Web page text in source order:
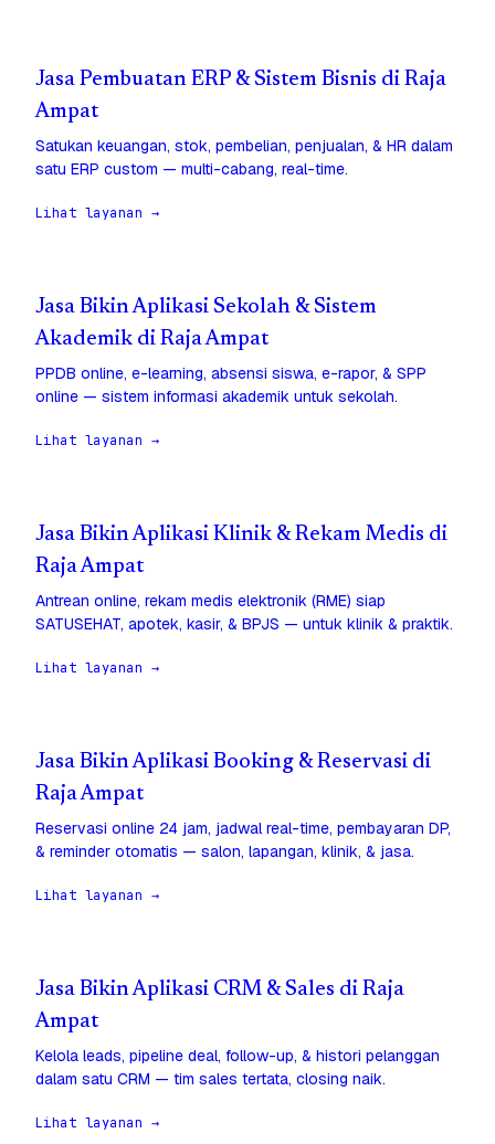
Jasa Pembuatan ERP & Sistem Bisnis di Raja
Ampat
Satukan keuangan, stok, pembelian, penjualan, & HR dalam
satu ERP custom — multi-cabang, real-time.
Lihat layanan →
Jasa Bikin Aplikasi Sekolah & Sistem
Akademik di Raja Ampat
PPDB online, e-learning, absensi siswa, e-rapor, & SPP
online — sistem informasi akademik untuk sekolah.
Lihat layanan →
Jasa Bikin Aplikasi Klinik & Rekam Medis di
Raja Ampat
Antrean online, rekam medis elektronik (RME) siap
SATUSEHAT, apotek, kasir, & BPJS — untuk klinik & praktik.
Lihat layanan →
Jasa Bikin Aplikasi Booking & Reservasi di
Raja Ampat
Reservasi online 24 jam, jadwal real-time, pembayaran DP,
& reminder otomatis — salon, lapangan, klinik, & jasa.
Lihat layanan →
Jasa Bikin Aplikasi CRM & Sales di Raja
Ampat
Kelola leads, pipeline deal, follow-up, & histori pelanggan
dalam satu CRM — tim sales tertata, closing naik.
Lihat layanan →